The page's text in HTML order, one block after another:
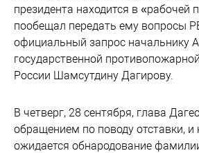
президента находится в «рабочей
пообещал передать ему вопросы
официальный запрос начальнику
государственной
России Шамсутдину Дагирову.
В четверг, 28 сентября, глава
обращением по поводу отставки, и
ожидается обнародование